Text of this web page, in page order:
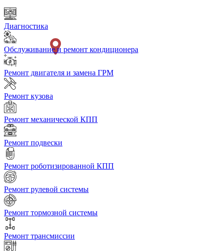
Диагностика
Обслуживание и ремонт кондиционера
Ремонт двигателя и замена ГРМ
Ремонт кузова
Ремонт механической КПП
Ремонт подвески
Ремонт роботизированной КПП
Ремонт рулевой системы
Ремонт тормозной системы
Ремонт трансмиссии